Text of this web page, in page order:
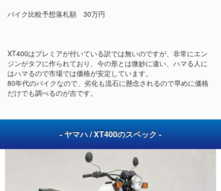
バイク比較予想落札額 30万円
XT400はプレミアが付いている訳では無いのですが、非常にエン
ジンがタフに作られており、今の形とは微妙に違い、ハマる人に
はハマるので市場では価格が安定しています。
80年代のバイクなので、劣化も流石に懸念されるので早めに価格
だけでも調べるのが吉です。
- ヤマハ / XT400のスペック -